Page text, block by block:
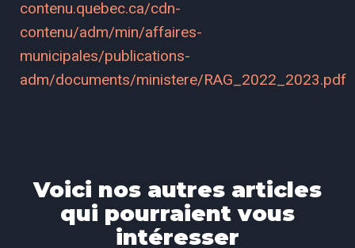
contenu.quebec.ca/cdn-
contenu/adm/min/affaires-
municipales/publications-
adm/documents/ministere/RAG_2022_2023.pdf
Voici nos autres articles
qui pourraient vous
intéresser